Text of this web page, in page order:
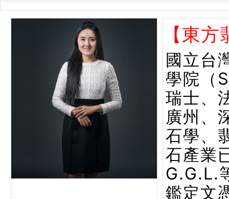
【東
國立台
學院（
瑞士、
廣州、
石學、
石產業
G.G.L.
鑑定文